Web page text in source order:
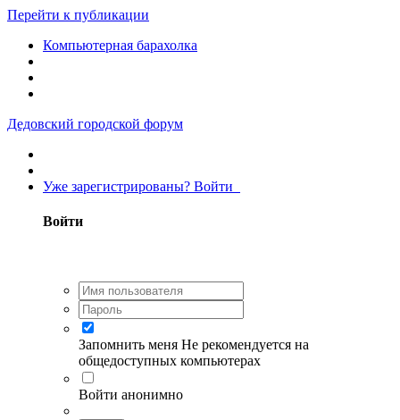
Перейти к публикации
Компьютерная барахолка
Дедовский городской форум
Уже зарегистрированы? Войти
Войти
Запомнить меня Не рекомендуется на
общедоступных компьютерах
Войти анонимно